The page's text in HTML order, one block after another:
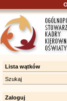
Lista wątków
Szukaj
Zaloguj